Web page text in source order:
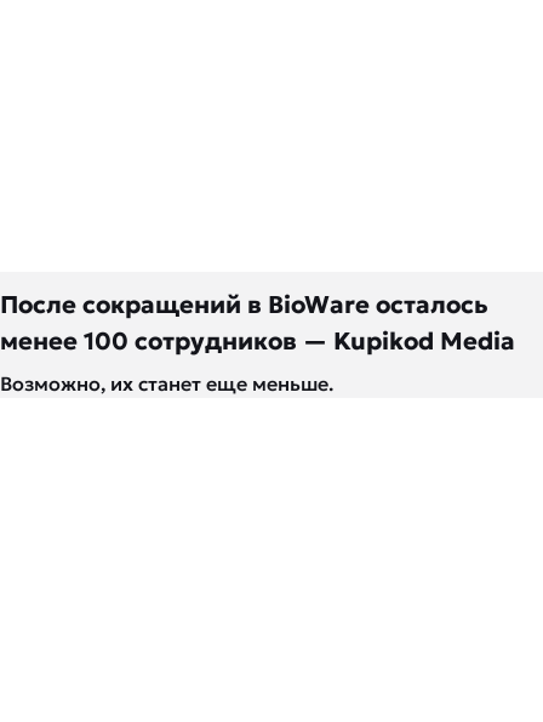
После сокращений в BioWare осталось
менее 100 сотрудников — Kupikod Media
Возможно, их станет еще меньше.